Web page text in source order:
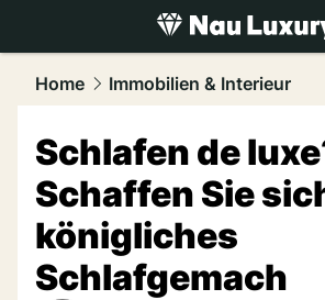
luxury.NAU.ch
Home Immobilien & Interieur
Schlafen de
Schaffen Sie
königliches
Schlafgemach